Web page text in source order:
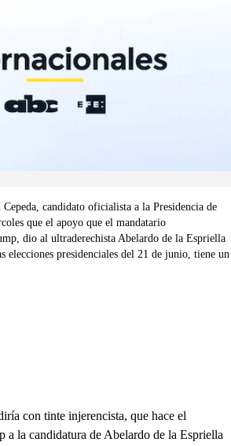
candidato oficialista a la Presidencia de
que el apoyo que el mandatario
dio al ultraderechista Abelardo de la Espriella
elecciones presidenciales del 21 de junio, tiene un
con tinte injerencista, que hace el
a la candidatura de Abelardo de la Espriella